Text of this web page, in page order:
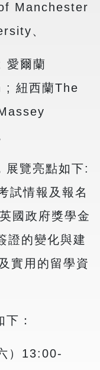
Manchester
、
爾蘭
紐西蘭The
亮點如下:
試情報及報名
國政府獎學金
證的變化與建
實用的留學資
：
）13:00-